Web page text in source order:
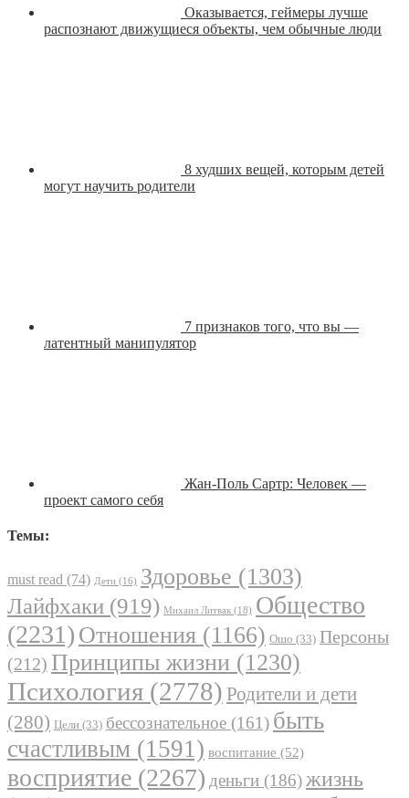
Оказывается, геймеры лучше
распознают движущиеся объекты, чем обычные люди
8 худших вещей, которым детей
могут научить родители
7 признаков того, что вы —
латентный манипулятор
Жан-Поль Сартр: Человек —
проект самого себя
Темы:
must read (74) Дети (16) Здоровье (1303)
Лайфхаки (919) Михаил Литвак (18) Общество
(2231) Отношения (1166) Ошо (33) Персоны
(212) Принципы жизни (1230)
Психология (2778) Родители и дети
(280) Цели (33) бессознательное (161) быть
счастливым (1591) воспитание (52)
восприятие (2267) деньги (186)жизнь